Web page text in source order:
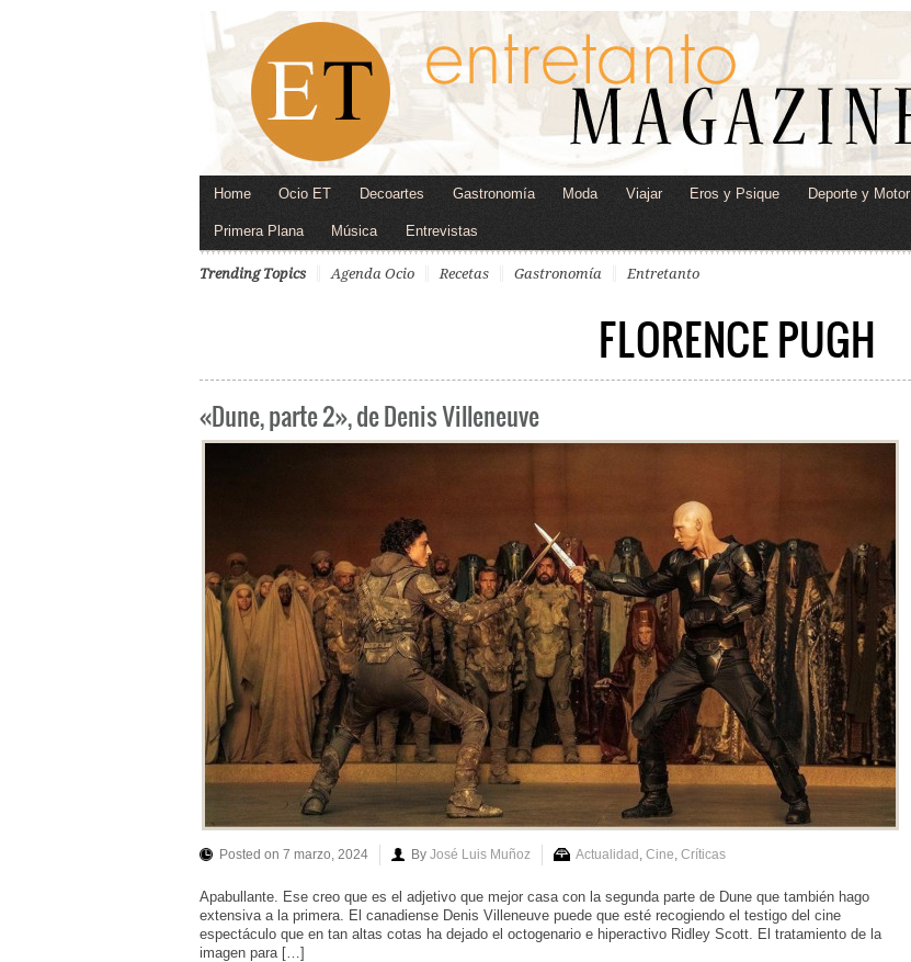
Home Ocio ET Decoartes Gastronomía Moda Viajar Eros y Psique Deporte y Motor
Primera Plana Música Entrevistas
Trending Topics Agenda Ocio Recetas Gastronomía Entretanto
FLORENCE PUGH
«Dune, parte 2», de Denis Villeneuve
Posted on 7 marzo, 2024 By José Luis Muñoz Actualidad Cine Críticas
Apabullante. Ese creo que es el adjetivo que mejor casa con la segunda parte de Dune que también hago
extensiva a la primera. El canadiense Denis Villeneuve puede que esté recogiendo el testigo del cine
espectáculo que en tan altas cotas ha dejado el octogenario e hiperactivo Ridley Scott. El tratamiento de la
imagen para […]